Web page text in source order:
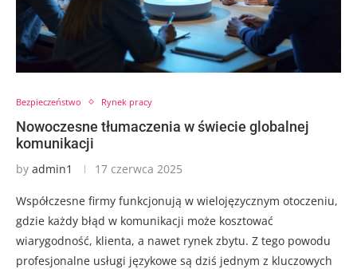
Bezpieczeństwo Rynek pracy
Nowoczesne tłumaczenia w świecie globalnej
komunikacji
by admin1 17 czerwca 2025
Współczesne firmy funkcjonują w wielojęzycznym otoczeniu,
gdzie każdy błąd w komunikacji może kosztować
wiarygodność, klienta, a nawet rynek zbytu. Z tego powodu
profesjonalne usługi językowe są dziś jednym z kluczowych